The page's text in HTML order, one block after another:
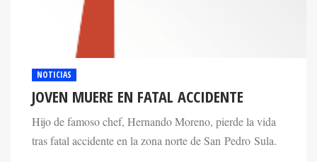
NOTICIAS
JOVEN MUERE EN FATAL ACCIDENTE
Hijo de famoso chef, Hernando Moreno, pierde la vida
tras fatal accidente en la zona norte de San Pedro Sula.